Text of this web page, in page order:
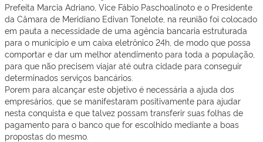
Prefeita Marcia Adriano, Vice Fábio Paschoalinoto e o Presidente
da Câmara de Meridiano Edivan Tonelote, na reunião foi colocado
em pauta a necessidade de uma agência bancaria estruturada
para o município e um caixa eletrônico 24h, de modo que possa
comportar e dar um melhor atendimento para toda a população,
para que não precisem viajar até outra cidade para conseguir
determinados serviços bancários.
Porem para alcançar este objetivo é necessária a ajuda dos
empresários, que se manifestaram positivamente para ajudar
nesta conquista e que talvez possam transferir suas folhas de
pagamento para o banco que for escolhido mediante a boas
propostas do mesmo.